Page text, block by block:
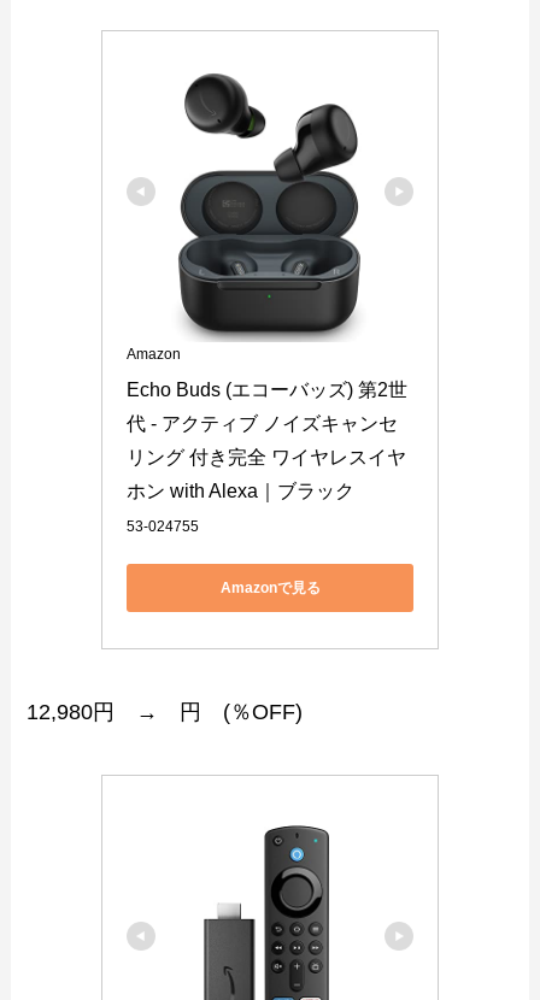
Amazon
Echo Buds (エコーバッズ) 第2世
代 - アクティブ ノイズキャンセ
リング 付き完全 ワイヤレスイヤ
ホン with Alexa｜ブラック
53-024755
Amazonで見る
12,980円 → 円 (％OFF)